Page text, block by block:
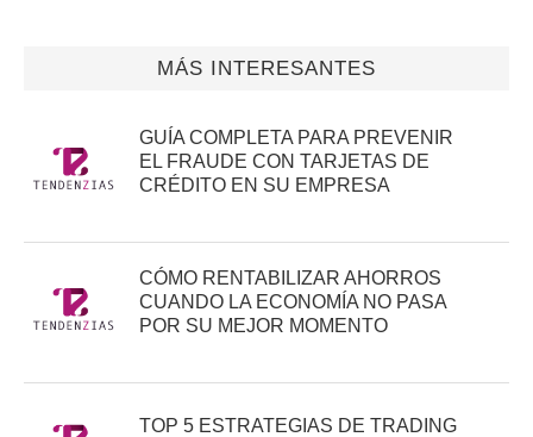
MÁS INTERESANTES
GUÍA COMPLETA PARA PREVENIR
EL FRAUDE CON TARJETAS DE
CRÉDITO EN SU EMPRESA
CÓMO RENTABILIZAR AHORROS
CUANDO LA ECONOMÍA NO PASA
POR SU MEJOR MOMENTO
TOP 5 ESTRATEGIAS DE TRADING